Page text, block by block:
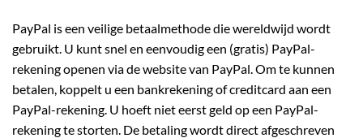
PayPal is een veilige betaalmethode die wereldwijd wordt
gebruikt. U kunt snel en eenvoudig een (gratis) PayPal-
rekening openen via de website van PayPal. Om te kunnen
betalen, koppelt u een bankrekening of creditcard aan een
PayPal-rekening. U hoeft niet eerst geld op een PayPal-
rekening te storten. De betaling wordt direct afgeschreven